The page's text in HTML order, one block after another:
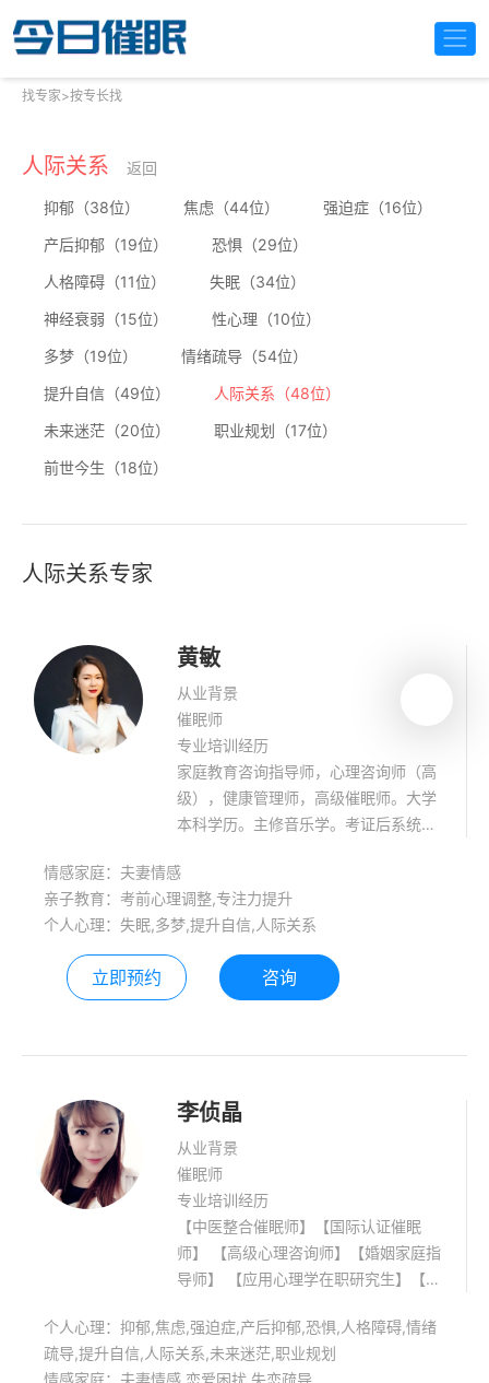
找专家>按专长找
人际关系 返回
抑郁（38位） 焦虑（44位）
强迫症（16位）
产后抑郁（19位）
恐惧（29位）
人格障碍（11位）
失眠（34位）
神经衰弱（15位）
性心理（10位）
多梦（19位）
情绪疏导（54位）
提升自信（49位）
人际关系（48位）
未来迷茫（20位）
职业规划（17位）
前世今生（18位）
人际关系专家
黄敏
从业背景
催眠师
专业培训经历
家庭教育咨询指导师，心理咨询师（高
级），健康管理师，高级催眠师。大学
本科学历。主修音乐学。考证后系统学
程。帮助来访者进行心理疗愈。
情感家庭：夫妻情感
亲子教育：考前心理调整,专注力提升
个人心理：失眠,多梦,提升自信,人际关系
立即预约 咨询
李侦晶
从业背景
催眠师
专业培训经历
【中医整合催眠师】【国际认证催眠
师】 【高级心理咨询师】【婚姻家庭指
导师】 【应用心理学在职研究生】【中
成长】【情感分析、婚姻关系】【社交
恐惧、抑郁情绪】【亲子教育等】 如果
个人心理：抑郁,焦虑,强迫症,产后抑郁,恐惧,人格障碍,情绪
疏导,提升自信,人际关系,未来迷茫,职业规划
情感家庭：夫妻情感,恋爱困扰,失恋疏导